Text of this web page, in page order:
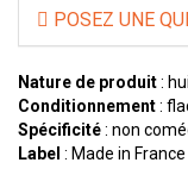
POSEZ UNE
Nature de produit:
Conditionnement:
Spécificité: non
Label : Made in France